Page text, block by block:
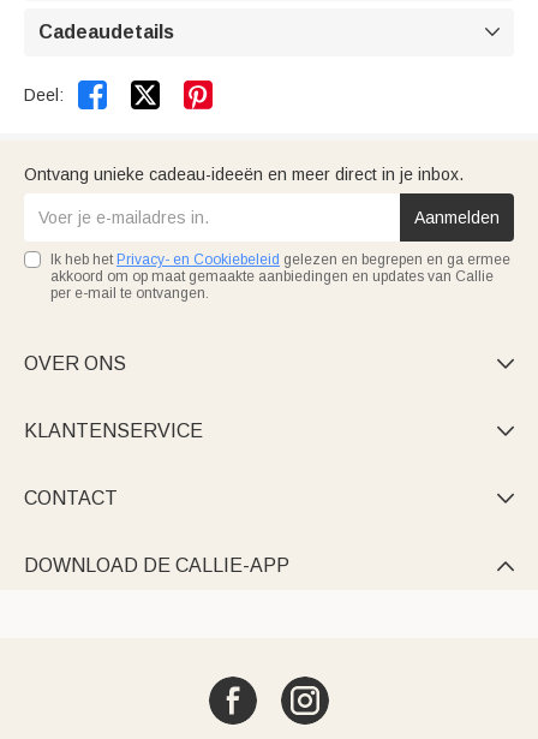
Cadeaudetails 
Deel:  
Ontvang unieke cadeau-ideeën en meer direct in je inbox.
Aanmelden
Ik heb het Privacy- en Cookiebeleid gelezen en begrepen en ga ermee
akkoord om op maat gemaakte aanbiedingen en updates van Callie
per e-mail te ontvangen.
OVER ONS 
KLANTENSERVICE 
CONTACT 
DOWNLOAD DE CALLIE-APP 